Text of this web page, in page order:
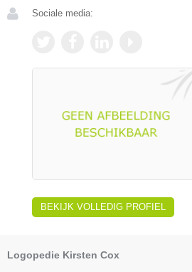
Sociale media:
BEKIJK VOLLEDIG PROFIEL
Logopedie Kirsten Cox